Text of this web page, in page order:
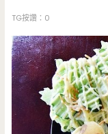
TG按讚：0